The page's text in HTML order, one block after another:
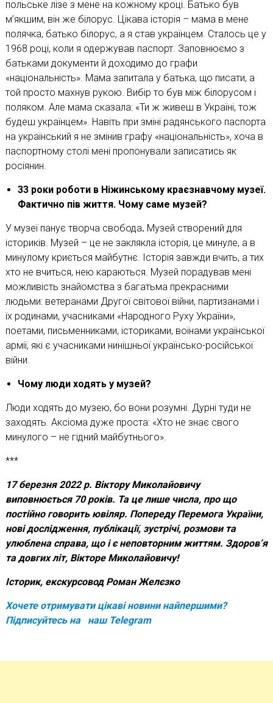
польське лізе з мене на кожному кроці. Батько був
м’якшим, він же білорус. Цікава історія – мама в мене
полячка, батько білорус, а я став українцем. Сталось це у
1968 році, коли я одержував паспорт. Заповнюємо з
батьками документи й доходимо до графи
«національність». Мама запитала у батька, що писати, а
той просто махнув рукою. Вибір то був між білорусом і
поляком. Але мама сказала: «Ти ж живеш в Україні, тож
будеш українцем». Навіть при зміні радянського паспорта
на український я не змінив графу «національність», хоча в
паспортному столі мені пропонували записатись як
росіянин.
33 роки роботи в Ніжинському краєзнавчому музеї.
Фактично пів життя. Чому саме музей?
У музеї панує творча свобода. Музей створений для
істориків. Музей – це не заклякла історія, це минуле, а в
минулому криється майбутнє. Історія завжди вчить, а тих
хто не вчиться, нею караються. Музей порадував мені
можливість знайомства з багатьма прекрасними
людьми: ветеранами Другої світової війни, партизанами і
їх родинами, учасниками «Народного Руху України»,
поетами, письменниками, істориками, воїнами української
армії, які є учасниками нинішньої українсько-російської
війни.
Чому люди ходять у музей?
Люди ходять до музею, бо вони розумні. Дурні туди не
заходять. Аксіома дуже проста: «Хто не знає свого
минулого – не гідний майбутнього».
***
17 березня 2022 р. Віктору Миколайовичу
виповнюється 70 років. Та це лише числа, про що
постійно говорить ювіляр. Попереду Перемога України,
нові дослідження, публікації, зустрічі, розмови та
улюблена справа, що і є неповторним життям. Здоров’я
та довгих літ, Вікторе Миколайовичу!
Історик, екскурсовод Роман Желєзко
Хочете отримувати цікаві новини найпершими?
Підписуйтесь на наш Telegram